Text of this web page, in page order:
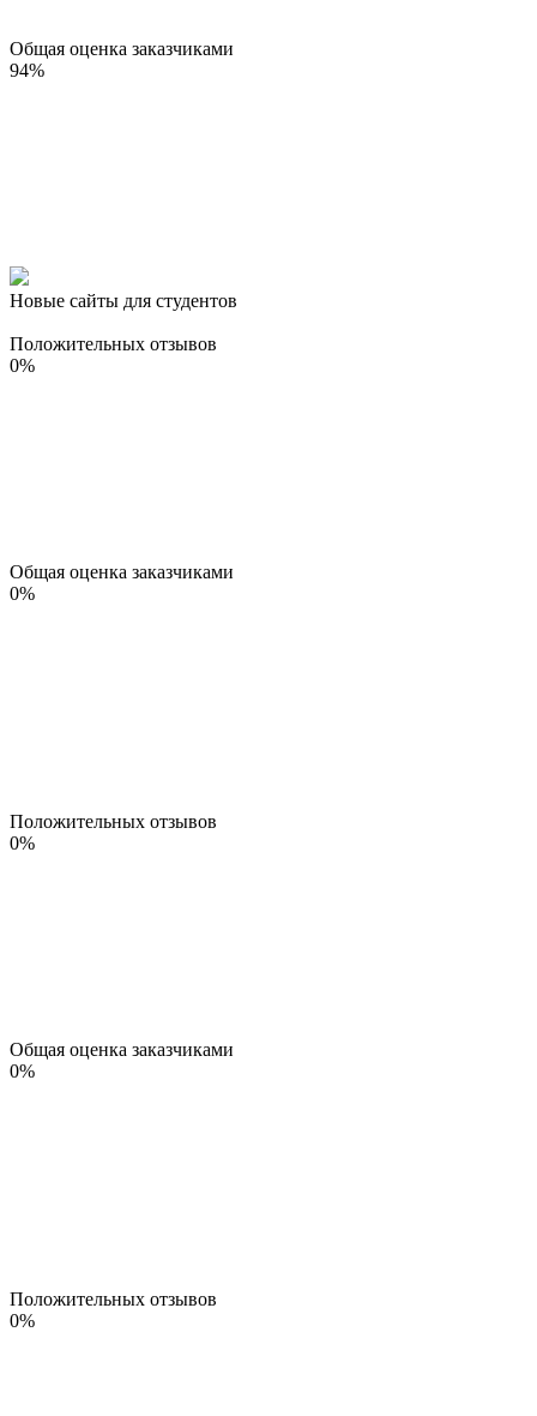
Общая оценка заказчиками
94%
Новые сайты для студентов
Положительных отзывов
0%
Общая оценка заказчиками
0%
Положительных отзывов
0%
Общая оценка заказчиками
0%
Положительных отзывов
0%